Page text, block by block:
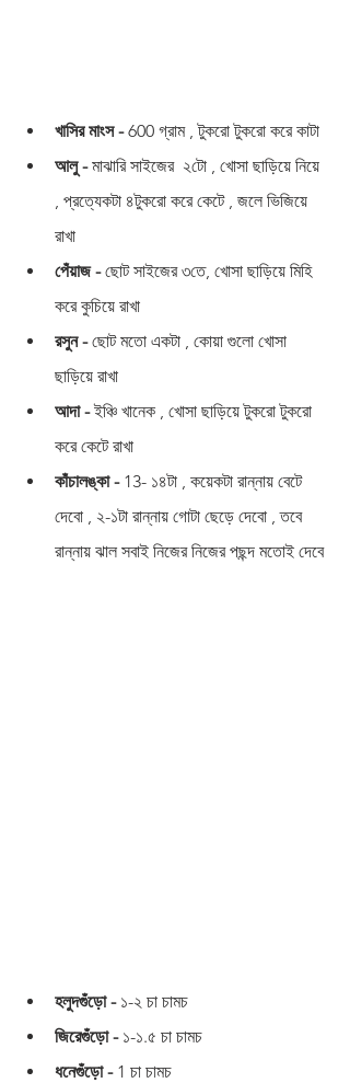
খাসির মাংস - 600 গ্রাম , টুকরো টুকরো করে কাটা
আলু - মাঝারি সাইজের  ২টো , খোসা ছাড়িয়ে নিয়ে
, প্রত্যেকটা ৪টুকরো করে কেটে , জলে ভিজিয়ে
রাখা
পেঁয়াজ - ছোট সাইজের ৩তে, খোসা ছাড়িয়ে মিহি
করে কুচিয়ে রাখা
রসুন - ছোট মতো একটা , কোয়া গুলো খোসা
ছাড়িয়ে রাখা
আদা - ইঞ্চি খানেক , খোসা ছাড়িয়ে টুকরো টুকরো
করে কেটে রাখা
কাঁচালঙ্কা - 13- ১৪টা , কয়েকটা রান্নায় বেটে
দেবো , ২-১টা রান্নায় গোটা ছেড়ে দেবো , তবে
রান্নায় ঝাল সবাই নিজের নিজের পছন্দ মতোই দেবে
হলুদগুঁড়ো - ১-২ চা চামচ
জিরেগুঁড়ো - ১-১.৫ চা চামচ
ধনেগুঁড়ো - 1 চা চামচ